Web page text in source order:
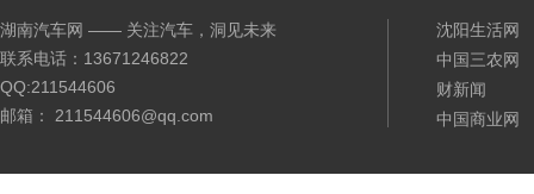
湖南汽车网 —— 关注汽车，洞见未来
联系电话：13671246822
QQ:211544606
邮箱： 211544606@qq.com
沈阳生活网
中国三农网
财新闻
中国商业网